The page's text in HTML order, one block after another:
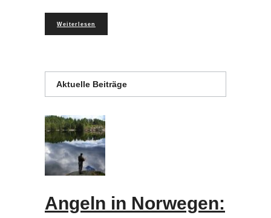
Weiterlesen
Aktuelle Beiträge
Angeln in Norwegen: